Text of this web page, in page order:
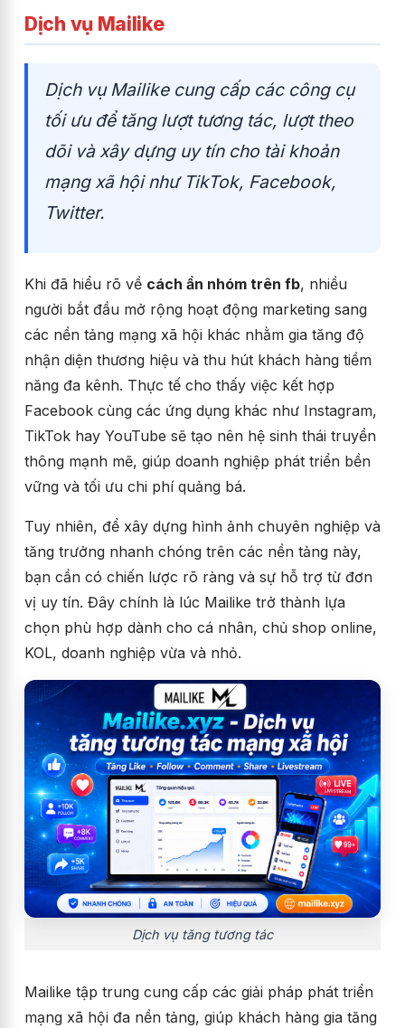
Dịch vụ Mailike
Dịch vụ Mailike cung cấp các công cụ
tối ưu để tăng lượt tương tác, lượt theo
dõi và xây dựng uy tín cho tài khoản
mạng xã hội như TikTok, Facebook,
Twitter.
Khi đã hiểu rõ về cách ẩn nhóm trên fb, nhiều
người bắt đầu mở rộng hoạt động marketing sang
các nền tảng mạng xã hội khác nhằm gia tăng độ
nhận diện thương hiệu và thu hút khách hàng tiềm
năng đa kênh. Thực tế cho thấy việc kết hợp
Facebook cùng các ứng dụng khác như Instagram,
TikTok hay YouTube sẽ tạo nên hệ sinh thái truyền
thông mạnh mẽ, giúp doanh nghiệp phát triển bền
vững và tối ưu chi phí quảng bá.
Tuy nhiên, để xây dựng hình ảnh chuyên nghiệp và
tăng trưởng nhanh chóng trên các nền tảng này,
bạn cần có chiến lược rõ ràng và sự hỗ trợ từ đơn
vị uy tín. Đây chính là lúc Mailike trở thành lựa
chọn phù hợp dành cho cá nhân, chủ shop online,
KOL, doanh nghiệp vừa và nhỏ.
Dịch vụ tăng tương tác
Mailike tập trung cung cấp các giải pháp phát triển
mạng xã hội đa nền tảng, giúp khách hàng gia tăng